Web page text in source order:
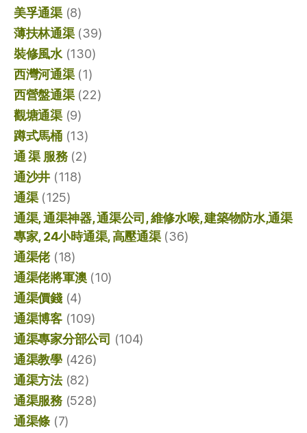
美孚通渠(8)
薄扶林通渠(39)
裝修風水(130)
西灣河通渠(1)
西營盤通渠(22)
觀塘通渠(9)
蹲式馬桶(13)
通 渠 服務(2)
通沙井 (118)
通渠(125)
通渠, 通渠神器, 通渠公司, 維修水喉, 建築物防水,通渠
專家, 24小時通渠, 高壓通渠(36)
通渠佬(18)
通渠佬將軍澳(10)
通渠價錢(4)
通渠博客(109)
通渠專家分部公司 (104)
通渠教學(426)
通渠方法(82)
通渠服務(528)
通渠條 (7)